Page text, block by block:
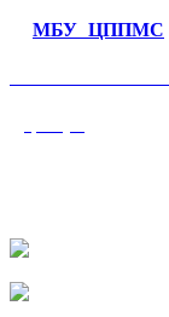
МБУ ЦППМС